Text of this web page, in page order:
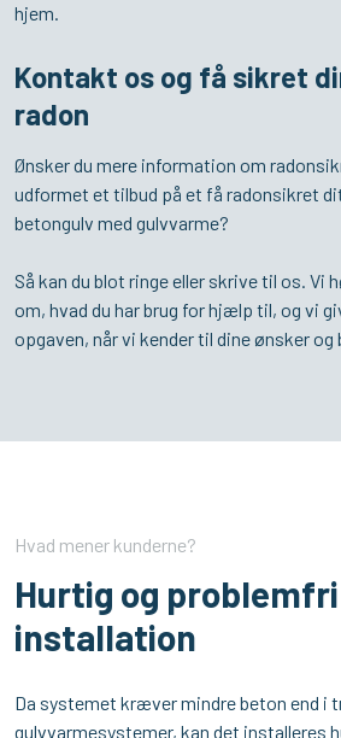
hjem.
Kontakt os og få sikret
radon
Ønsker du mere information om
udformet et tilbud på et få radonsikret
betongulv med gulvvarme?
Så kan du blot ringe eller skrive til os. Vi
om, hvad du har brug for hjælp til, og vi
opgaven, når vi kender til dine ønsker og
Hvad mener kunderne?
Hurtig og problemfri
installation
Da systemet kræver mindre beton end i
gulvvarmesystemer, kan det installeres